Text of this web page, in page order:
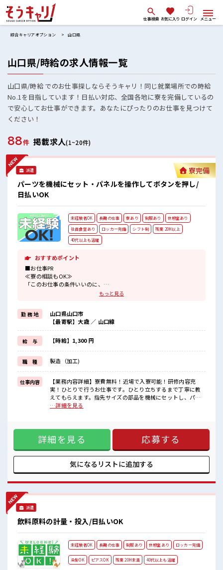
仕事検索 お気に入り ログイン メニュー
綜合キャリアオプション 山口県
山口県/時給の求人情報一覧
山口県/時給 でのお仕事探しならそうキャリ！同じ就業場所での時給
No.1を目指しています！日払い対応、全国各地に寮を完備しているの
で安心してお仕事ができます。あなたにぴったりのお仕事を見つけて
ください！
88件 掲載求人(1~20件)
派遣
パーツを機械にセット・パネルを操作してボタンを押し/
日払いOK
寮完備
未経験者OK 長期の仕事 寮あり 制服あり
休憩室あり
社員食堂あり
ロッカー完備 シフト制
残業 20H以上
40代以上も活躍
おすすめポイント
■お仕事PR
≪寮の相談もOK≫
「このお仕事の条件いいのに、
勤務地までちょっと遠くて…」という方にもオススメ！
≪稼ぎたい人向け≫
高収入を希望される方にオススメ。
残業は月20時間以上あります♪
≪動きやすい制服アリ≫
制服があるので、
毎日の服装の悩み解消♪
≪未経験OKの仕事≫
新しいことにチャレンジするのは不安だけど、
しっかり働く環境が整っています！
イチからスキルUP・ステップUP目指していきましょう！
■職場の雰囲気
休憩室で自分タイム！
ロッカー付き職場♪
残業がしっかりあるお仕事！
もっと見る
勤 務 地
山口県山口市
【最寄駅】大歳 ／ 山口線
給 与 【時給】1,300 円
職 種 製造（加工)
仕事内容
【業務内容詳細】寮費無料！近場で入寮可能！研修内容充
実！ひとりで行うお仕事です。ひとり立ちするまで丁寧に教
えてもらえます。指先サイズの部品を機械にセットし、パネ
ルを操作してボタンを押すだけ。あとは機械が自動で製造し
は混雑知らずの自由な時間を満喫できます！【取扱製品情
報】コンデンサ ※寮アリのお仕事！一人暮らしスタートにも
ピッタリ♪ ■お仕事PR ≪寮の相談もOK≫ 「このお仕事の条
件いいのに、 勤務地までちょっと遠くて…」という方にもオ
ススメ！ 寮付きのお仕事なのでそんな心配はほぼナシ！ ≪稼
ぎたい人向け≫ 高収入を希望される方にオススメ。 残業は月
で、 毎日の服装の悩み解消♪ ≪未経験OKの仕事≫ 新しいこ
とにチャレンジするのは不安だけど、 しっかり働く環境が整
マホチェック♪ 持ち物が多いあなたにもぴったり☆ ロッカー
付き職場♪ 残業がしっかりあるお仕事！
…詳細を見る
詳細を見る 応募する
気になるリストに追加する
派遣
飲料原料の計量・投入/日払いOK
未経験者OK 長期の仕事 制服あり 休憩室あり ロッカー完備
染髪OK ピアスOK 残業 20H未満 40代以上も活躍